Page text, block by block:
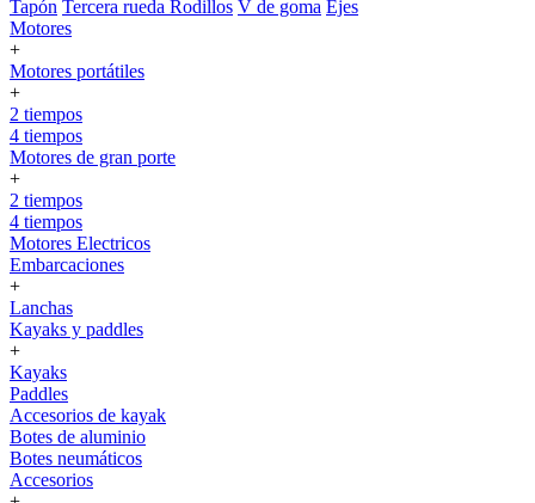
Tapón Tercera rueda Rodillos V de goma Ejes
Motores
+
Motores portátiles
+
2 tiempos
4 tiempos
Motores de gran porte
+
2 tiempos
4 tiempos
Motores Electricos
Embarcaciones
+
Lanchas
Kayaks y paddles
+
Kayaks
Paddles
Accesorios de kayak
Botes de aluminio
Botes neumáticos
Accesorios